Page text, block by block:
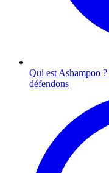
Qui est Ashampoo ?
défendons